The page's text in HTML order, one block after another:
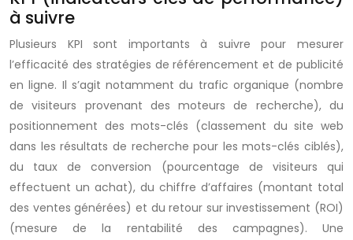
à suivre
Plusieurs KPI sont importants à suivre pour mesurer
l’efficacité des stratégies de référencement et de publicité
en ligne. Il s’agit notamment du trafic organique (nombre
de visiteurs provenant des moteurs de recherche), du
positionnement des mots-clés (classement du site web
dans les résultats de recherche pour les mots-clés ciblés),
du taux de conversion (pourcentage de visiteurs qui
effectuent un achat), du chiffre d’affaires (montant total
des ventes générées) et du retour sur investissement (ROI)
(mesure de la rentabilité des campagnes). Une